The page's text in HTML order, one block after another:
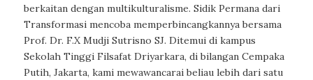
berkaitan dengan multikulturalisme. Sidik Permana dari
Transformasi mencoba memperbincangkannya bersama
Prof. Dr. F.X Mudji Sutrisno SJ. Ditemui di kampus
Sekolah Tinggi Filsafat Driyarkara, di bilangan Cempaka
Putih, Jakarta, kami mewawancarai beliau lebih dari satu